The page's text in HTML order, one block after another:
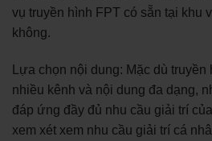
vụ truyền hình FPT có sẵn tại khu
không.
Lựa chọn nội dung: Mặc dù
nhiều kênh và nội dung đa dạng,
đáp ứng đầy đủ nhu cầu giải trí
xem xét xem nhu cầu giải trí cá